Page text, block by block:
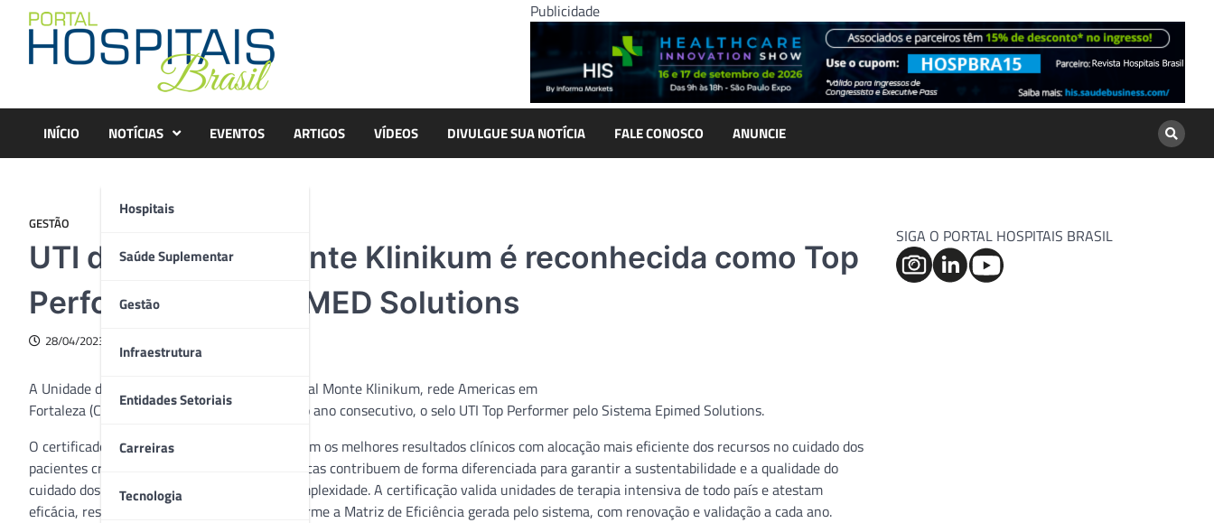
content
Publicidade
INÍCIO NOTÍCIAS
Hospitais
Saúde Suplementar
Gestão
Infraestrutura
Entidades Setoriais
Carreiras
Tecnologia
EVENTOS ARTIGOS VÍDEOS DIVULGUE SUA NOTÍCIA FALE CONOSCO ANUNCIE
GESTÃO
UTI do Hospital Monte Klinikum é reconhecida como Top
Performer pelo EPIMED Solutions
28/04/2023
A Unidade de Terapia Intensiva (UTI) do hospital Monte Klinikum, rede Americas em
Fortaleza (CE), acaba de conquistar, pelo sexto ano consecutivo, o selo UTI Top Performer pelo Sistema Epimed Solutions.
O certificado é concedido às UTIs que obtiveram os melhores resultados clínicos com alocação mais eficiente dos recursos no cuidado dos
pacientes críticos. UTIs com estas características contribuem de forma diferenciada para garantir a sustentabilidade e a qualidade do
cuidado dos pacientes de alta gravidade e complexidade. A certificação valida unidades de terapia intensiva de todo país e atestam
eficácia, resolutividade e assertividade, conforme a Matriz de Eficiência gerada pelo sistema, com renovação e validação a cada ano.
SIGA O PORTAL HOSPITAIS BRASIL